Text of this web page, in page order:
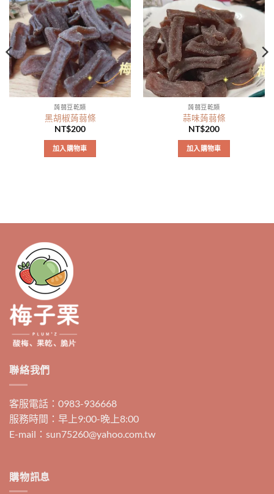
蒟蒻豆乾類
黑胡椒蒟蒻條
NT$200
加入購物車
蒟蒻豆乾類
蒜味蒟蒻條
NT$200
加入購物車
聯絡我們
客服電話：0983-936668
服務時間：早上9:00-晚上8:00
E-mail：sun75260@yahoo.com.tw
購物訊息